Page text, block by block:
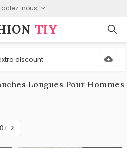
nous
TIY
discount
Longues Pour Hommes